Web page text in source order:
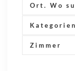
Ort. Wo
Kategorien
Zimmer